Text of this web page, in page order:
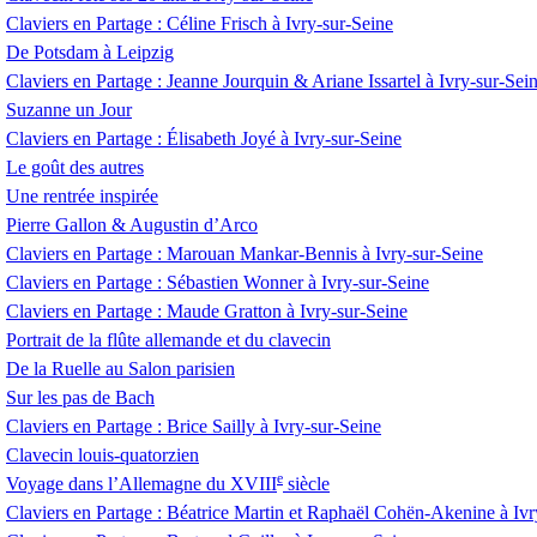
Claviers en Partage : Céline Frisch à Ivry-sur-Seine
De Potsdam à Leipzig
Claviers en Partage : Jeanne Jourquin & Ariane Issartel à Ivry-sur-
Suzanne un Jour
Claviers en Partage : Élisabeth Joyé à Ivry-sur-Seine
Le goût des autres
Une rentrée inspirée
Pierre Gallon & Augustin d’Arco
Claviers en Partage : Marouan Mankar-Bennis à Ivry-sur-Seine
Claviers en Partage : Sébastien Wonner à Ivry-sur-Seine
Claviers en Partage : Maude Gratton à Ivry-sur-Seine
Portrait de la flûte allemande et du clavecin
De la Ruelle au Salon parisien
Sur les pas de Bach
Claviers en Partage : Brice Sailly à Ivry-sur-Seine
Clavecin louis-quatorzien
Voyage dans l’Allemagne du XVIIIe siècle
Claviers en Partage : Béatrice Martin et Raphaël Cohën-Akenine à